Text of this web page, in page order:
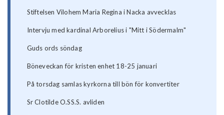
Stiftelsen Vilohem Maria Regina i Nacka avvecklas
Intervju med kardinal Arborelius i "Mitt i Södermalm"
Guds ords söndag
Böneveckan för kristen enhet 18-25 januari
På torsdag samlas kyrkorna till bön för konvertiter
Sr Clotilde O.SS.S. avliden